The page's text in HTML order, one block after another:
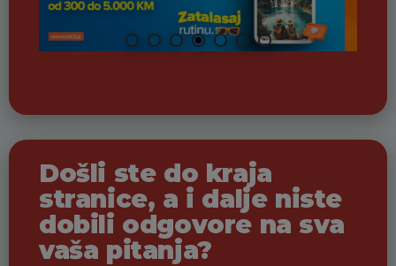
Došli ste do kraja
stranice, a i dalje niste
dobili odgovore na sva
vaša pitanja?